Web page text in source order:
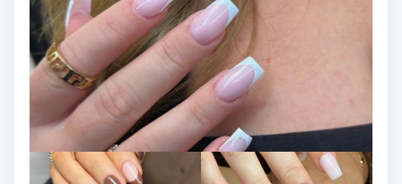
Veterinär
Vibrationsmassage
Vinyasa Yoga